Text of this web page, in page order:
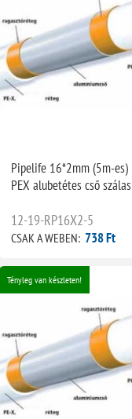
Pipelife 16*2mm (5m-es)
PEX alubetétes cső szálas
12-19-RP16X2-5
CSAK A WEBEN: 738 Ft
Tényleg van készleten!